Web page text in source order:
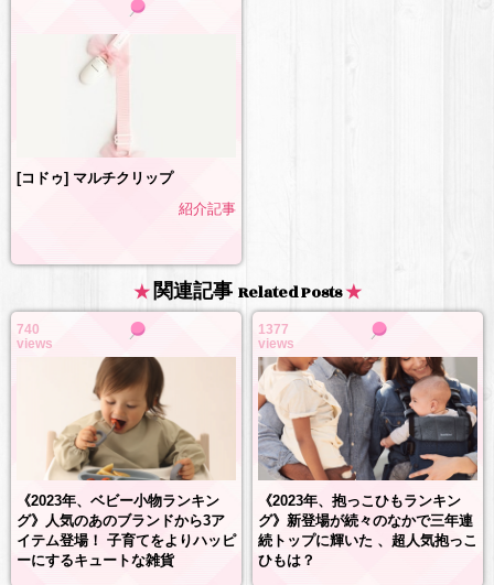
[コドゥ] マルチクリップ
紹介記事
関連記事 Related Posts
740
views
《2023年、ベビー小物ランキン
グ》人気のあのブランドから3ア
イテム登場！ 子育てをよりハッピ
ーにするキュートな雑貨
1377
views
《2023年、抱っこひもランキン
グ》新登場が続々のなかで三年連
続トップに輝いた 、超人気抱っこ
ひもは？